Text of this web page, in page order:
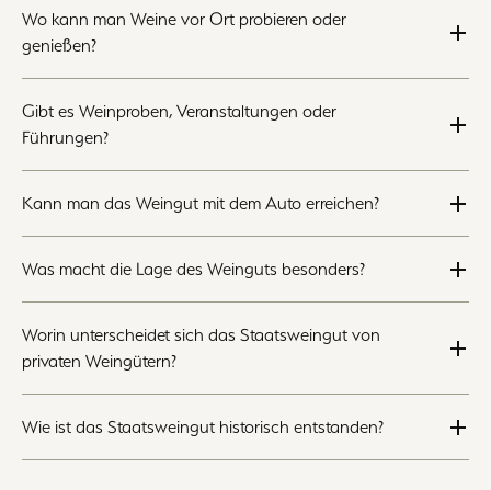
Wo kann man Weine vor Ort probieren oder
genießen?
Gibt es Weinproben, Veranstaltungen oder
Führungen?
Kann man das Weingut mit dem Auto erreichen?
Was macht die Lage des Weinguts besonders?
Worin unterscheidet sich das Staatsweingut von
privaten Weingütern?
Wie ist das Staatsweingut historisch entstanden?